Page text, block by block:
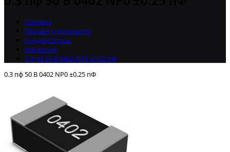
Головна
Пасивні компоненти
Конденсаторы
Керамічні
0.3 пф 50 В 0402 NP0 ±0.25 пФ
0.3 пф 50 В 0402 NP0 ±0.25 пФ